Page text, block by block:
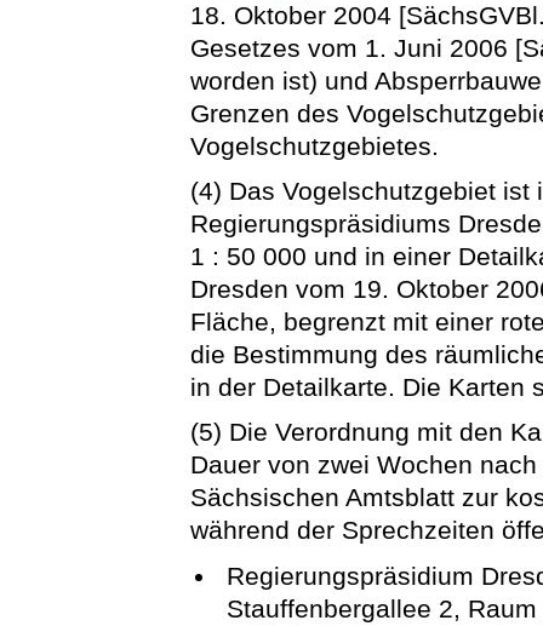
18. Oktober 2004
Gesetzes vom 1. Juni 2006
worden ist) und
Grenzen des
Vogelschutzgebietes.
(4) Das Vogelschutzgebiet
Regierungspräsidiums
1 : 50 000 und in einer
Dresden vom 19. Oktober
Fläche, begrenzt mit einer
die Bestimmung des
in der Detailkarte. Die Karten
(5) Die Verordnung mit den
Dauer von zwei Wochen
Sächsischen Amtsblatt zur
während der Sprechzeiten
Regierungspräsidium
Stauffenbergallee 2,